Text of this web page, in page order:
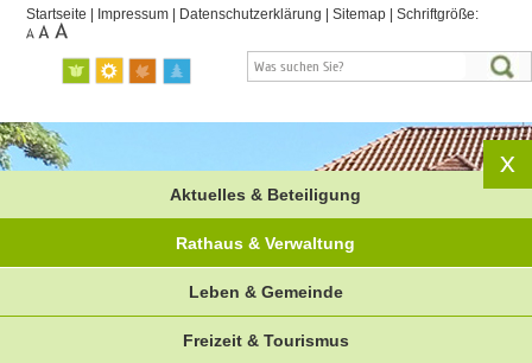
Startseite Impressum Datenschutzerklärung |Sitemap |Schriftgröße:
Aktuelles & Beteiligung
Rathaus & Verwaltung
Leben & Gemeinde
Freizeit & Tourismus